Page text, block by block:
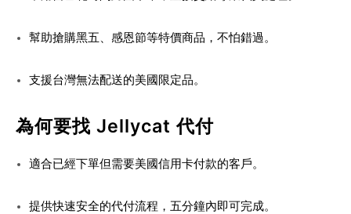
幫助搶購黑五、感恩節等特價商品，不怕錯過。
支援台灣無法配送的美國限定品。
為何要找 Jellycat 代付
適合已經下單但需要美國信用卡付款的客戶。
提供快速安全的代付流程，五分鐘內即可完成。